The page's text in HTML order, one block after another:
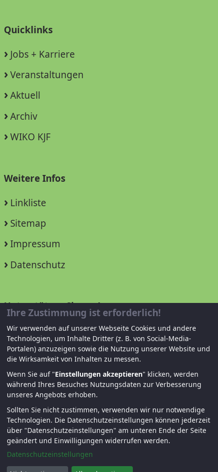
Quicklinks
Jobs + Karriere
Veranstaltungen
Aktuell
Archiv
WIKO KJF
Weitere Infos
Linkliste
Sitemap
Impressum
Datenschutz
Unterstützen Sie uns!
Mitglied werden
Spenden und helfen
© KJF Regensburg – Alle Rechte vorbehalten. |
Fernwartung|Anmelden
Ihre Zustimmung ist erforderlich!
Wir verwenden auf unserer Webseite Cookies und andere
Technologien, um Inhalte Dritter (z. B. von Social-Media-
Portalen) anzuzeigen sowie die Nutzung unserer Website und
die Wirksamkeit von Inhalten zu messen.
Wenn Sie auf "Einstellungen akzeptieren" klicken, werden
während Ihres Besuches Nutzungsdaten zur Verbesserung
unseres Angebots erhoben.
Sollten Sie nicht zustimmen, verwenden wir nur notwendige
Technologien. Die Datenschutzeinstellungen können jederzeit
über "Datenschutzeinstellungen" am unteren Ende der Seite
geändert und Einwilligungen widerrufen werden.
Datenschutzeinstellungen